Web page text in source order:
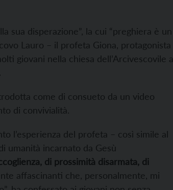
sua disperazione”, la cui “preghiera è un
Lauro – il profeta Giona, protagonista
giovani nella chiesa dell’Arcivescovile a
come di consueto da un video
di convivialità.
l’esperienza del profeta – così simile al
umanità incarnato da Gesù
di prossimità disarmata, di
affascinanti che, personalmente, mi